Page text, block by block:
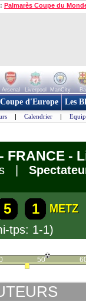
Palmarès Coupe du
Arsenal Liverpool ManCity
Coupe d'Europe Les
| Calendrier |
FRANCE -
|
5 1
METZ
tps: 1-1)
50